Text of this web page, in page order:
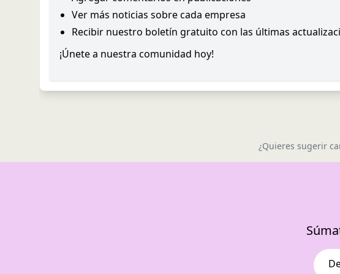
Ver más noticias sobre cada empresa
Recibir nuestro boletín gratuito con las últimas
¡Únete a nuestra comunidad hoy!
¿Quieres sugerir